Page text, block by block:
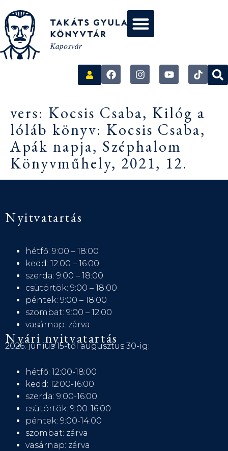
vers: Kocsis Csaba, Kilóg a
lóláb könyv: Kocsis Csaba,
Apák napja, Széphalom
Könyvműhely, 2021, 12.
Nyitvatartás
hétfő: 9:00 – 18:00
kedd: 12:00 – 16:00
szerda: 9:00 – 18:00
csütörtök: 9:00 – 18:00
péntek: 9:00 – 18:00
szombat: 9:00 – 12:00
vasárnap: zárva
Nyári nyitvatartás
2026. június 15-től augusztus 30-ig:
hétfő: 12:00-18:00
kedd: 12:00-16:00
szerda: 9:00-16:00
csütörtök: 9:00-16:00
péntek: 9:00-14:00
szombat: zárva
vasárnap: zárva